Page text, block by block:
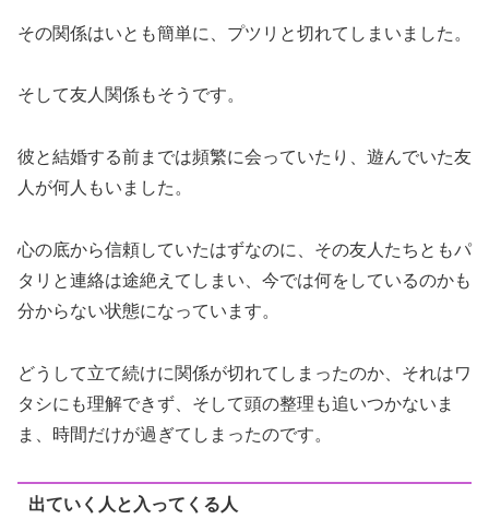
その関係はいとも簡単に、プツリと切れてしまいました。
そして友人関係もそうです。
彼と結婚する前までは頻繁に会っていたり、遊んでいた友
人が何人もいました。
心の底から信頼していたはずなのに、その友人たちともパ
タリと連絡は途絶えてしまい、今では何をしているのかも
分からない状態になっています。
どうして立て続けに関係が切れてしまったのか、それはワ
タシにも理解できず、そして頭の整理も追いつかないま
ま、時間だけが過ぎてしまったのです。
出ていく人と入ってくる人